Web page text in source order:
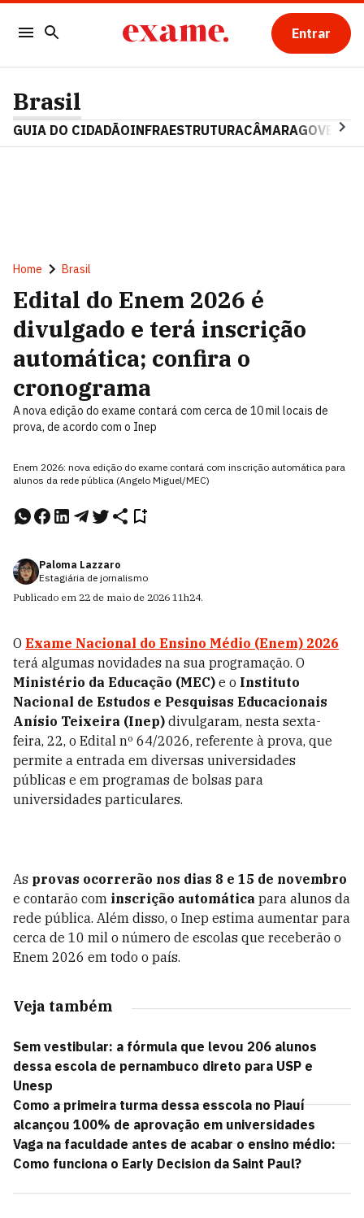
Entrar
Brasil
GUIA DO CIDADÃOINFRAESTRUTURACÂMARAGOVERNO
Home Brasil
Edital do Enem 2026 é
divulgado e terá inscrição
automática; confira o
cronograma
A nova edição do exame contará com cerca de 10 mil locais de
prova, de acordo com o Inep
Enem 2026: nova edição do exame contará com inscrição automática para
alunos da rede pública (Angelo Miguel/MEC)
Paloma Lazzaro
Estagiária de jornalismo
Publicado em 22 de maio de 2026 11h24.
O Exame Nacional do Ensino Médio (Enem) 2026
terá algumas novidades na sua programação. O
Ministério da Educação (MEC) e o Instituto
Nacional de Estudos e Pesquisas Educacionais
Anísio Teixeira (Inep) divulgaram, nesta sexta-
feira, 22, o Edital nº 64/2026, referente à prova, que
permite a entrada em diversas universidades
públicas e em programas de bolsas para
universidades particulares.
As provas ocorrerão nos dias 8 e 15 de novembro
e contarão com inscrição automática para alunos da
rede pública. Além disso, o Inep estima aumentar para
cerca de 10 mil o número de escolas que receberão o
Enem 2026 em todo o país.
Veja também
Sem vestibular: a fórmula que levou 206 alunos
dessa escola de pernambuco direto para USP e
Unesp
Como a primeira turma dessa esscola no Piauí
alcançou 100% de aprovação em universidades
Vaga na faculdade antes de acabar o ensino médio:
Como funciona o Early Decision da Saint Paul?